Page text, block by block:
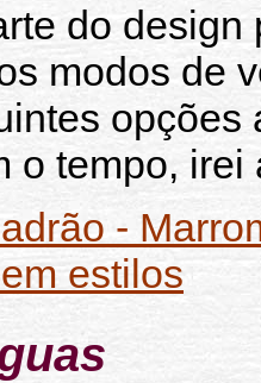
do design
modos de
opções
o tempo, irei
-
estilos